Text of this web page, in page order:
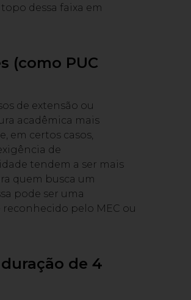
dessa faixa em
(como PUC
de extensão ou
acadêmica mais
em certos casos,
de
tendem a ser mais
quem busca um
pode ser uma
pelo MEC ou
de 4